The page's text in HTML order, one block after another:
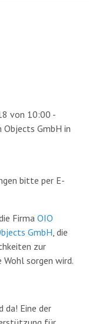
von 10:00 -
GmbH in
bitte per E-
Firma OIO
GmbH, die
zur
sorgen wird.
da! Eine der